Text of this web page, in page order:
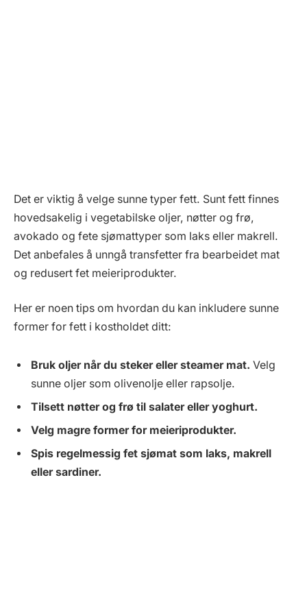
Det er viktig å velge sunne typer fett. Sunt fett finnes
hovedsakelig i vegetabilske oljer, nøtter og frø,
avokado og fete sjømattyper som laks eller makrell.
Det anbefales å unngå transfetter fra bearbeidet mat
og redusert fet meieriprodukter.
Her er noen tips om hvordan du kan inkludere sunne
former for fett i kostholdet ditt:
Bruk oljer når du steker eller steamer mat. Velg
sunne oljer som olivenolje eller rapsolje.
Tilsett nøtter og frø til salater eller yoghurt.
Velg magre former for meieriprodukter.
Spis regelmessig fet sjømat som laks, makrell
eller sardiner.